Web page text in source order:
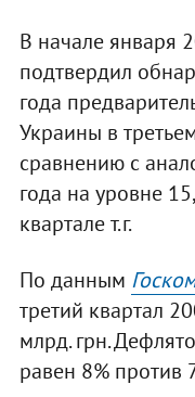
В начале января
подтвердил
года
Украины в
сравнению с
года на уровне
квартале т.г.
По данным
третий квартал
млрд. грн.
равен 8% против